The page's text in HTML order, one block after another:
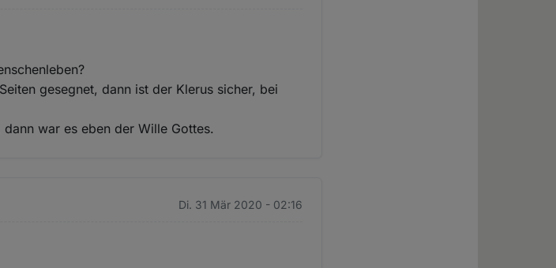
gesegnet, dann ist der Klerus sicher, bei
war es eben der Wille Gottes.
Di. 31 Mär 2020 - 02:16